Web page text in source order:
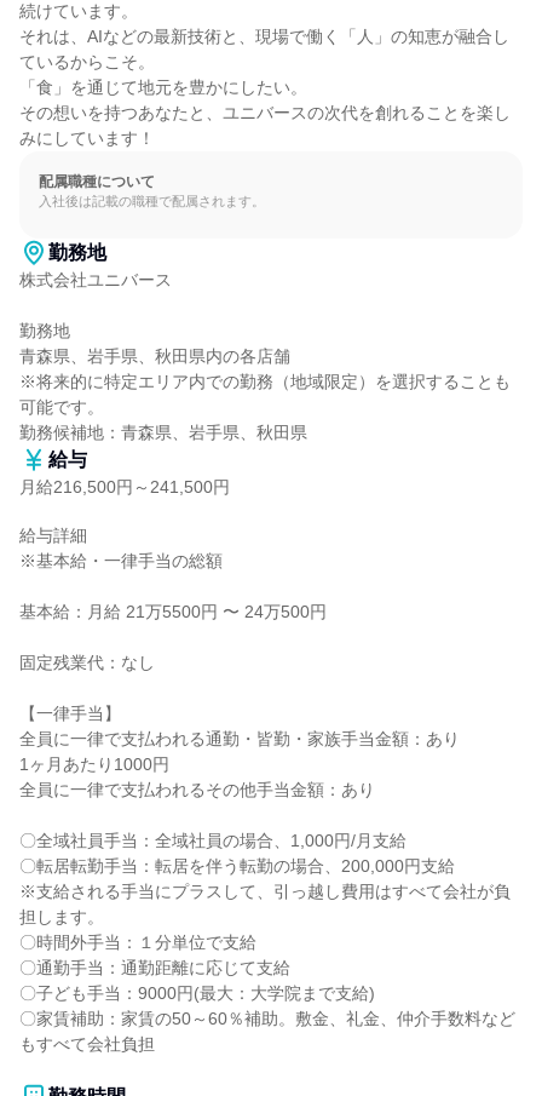
続けています。
それは、AIなどの最新技術と、現場で働く「人」の知恵が融合し
ているからこそ。
「食」を通じて地元を豊かにしたい。
その想いを持つあなたと、ユニバースの次代を創れることを楽し
みにしています！
配属職種について
入社後は記載の職種で配属されます。
勤務地
株式会社ユニバース
勤務地
青森県、岩手県、秋田県内の各店舗
※将来的に特定エリア内での勤務（地域限定）を選択することも
可能です。
勤務候補地：青森県、岩手県、秋田県
給与
月給216,500円～241,500円
給与詳細
※基本給・一律手当の総額
基本給：月給 21万5500円 〜 24万500円
固定残業代：なし
【一律手当】
全員に一律で支払われる通勤・皆勤・家族手当金額：あり
1ヶ月あたり1000円
全員に一律で支払われるその他手当金額：あり
〇全域社員手当：全域社員の場合、1,000円/月支給
〇転居転勤手当：転居を伴う転勤の場合、200,000円支給
※支給される手当にプラスして、引っ越し費用はすべて会社が負
担します。
〇時間外手当：１分単位で支給
〇通勤手当：通勤距離に応じて支給
〇子ども手当：9000円(最大：大学院まで支給)
〇家賃補助：家賃の50～60％補助。敷金、礼金、仲介手数料など
もすべて会社負担